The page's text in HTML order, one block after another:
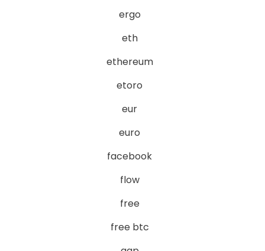
ergo
eth
ethereum
etoro
eur
euro
facebook
flow
free
free btc